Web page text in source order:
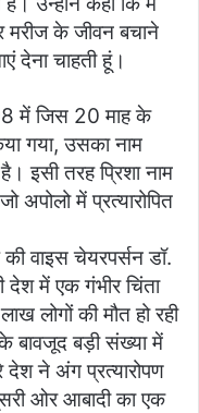
मरीज के जीवन बचाने
देना चाहती हूं।
में जिस 20 माह के
गया, उसका नाम
तरह प्रिशा नाम
अपोलो में प्रत्यारोपित
वाइस चेयरपर्सन डॉ.
देश में एक गंभीर चिंता
लोगों की मौत हो रही
बावजूद बड़ी संख्या में
देश ने अंग प्रत्यारोपण
ओर आबादी का एक